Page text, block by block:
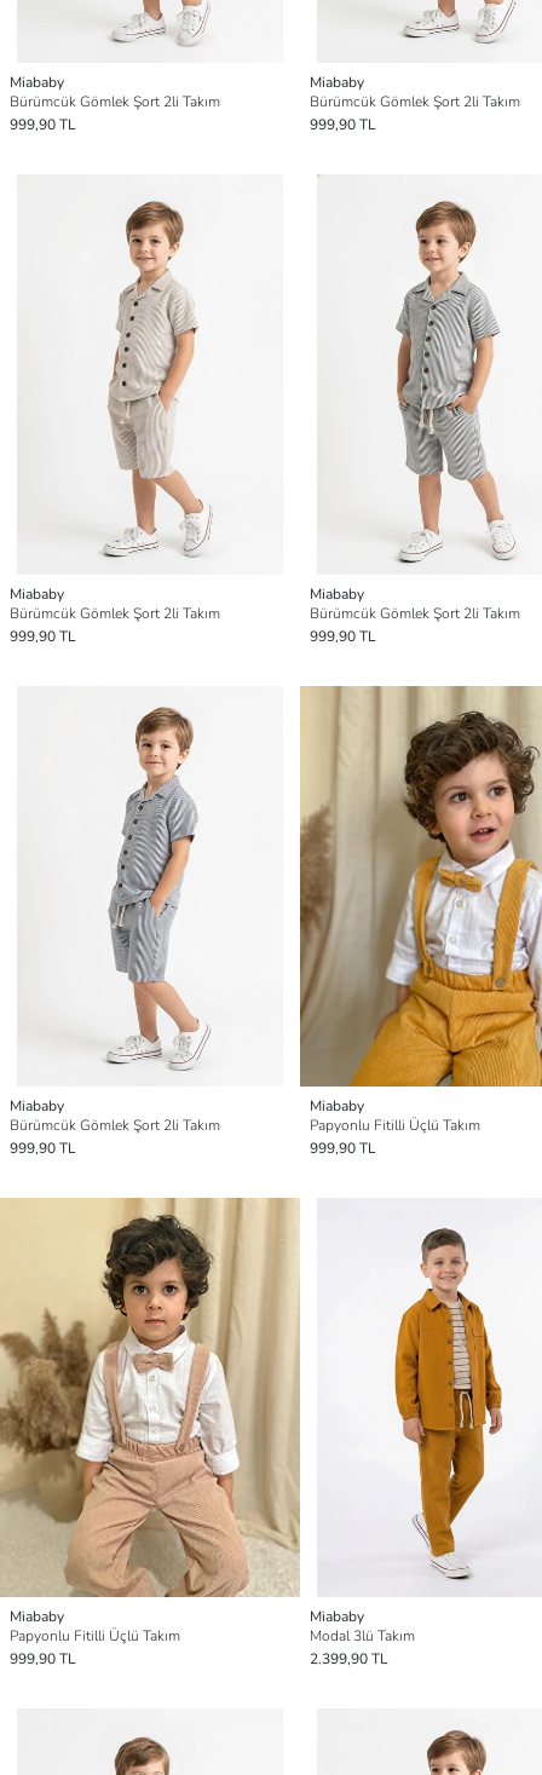
Miababy
Bürümcük Gömlek Şort 2li Takım
999,90 TL
Miababy
Bürümcük Gömlek Şort 2li Takım
999,90 TL
Miababy
Bürümcük Gömlek Şort 2li Takım
999,90 TL
Miababy
Bürümcük Gömlek Şort 2li Takım
999,90 TL
Miababy
Bürümcük Gömlek Şort 2li Takım
999,90 TL
Miababy
Papyonlu Fitilli Üçlü Takım
999,90 TL
Miababy
Papyonlu Fitilli Üçlü Takım
999,90 TL
Miababy
Modal 3lü Takım
2.399,90 TL